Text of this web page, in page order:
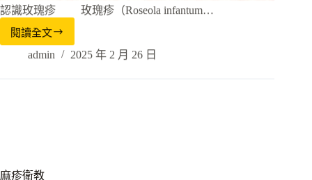
認識玫瑰疹 玫瑰疹（Roseola infantum…
閱讀全文
admin 2025 年 2 月 26 日
麻疹衛教